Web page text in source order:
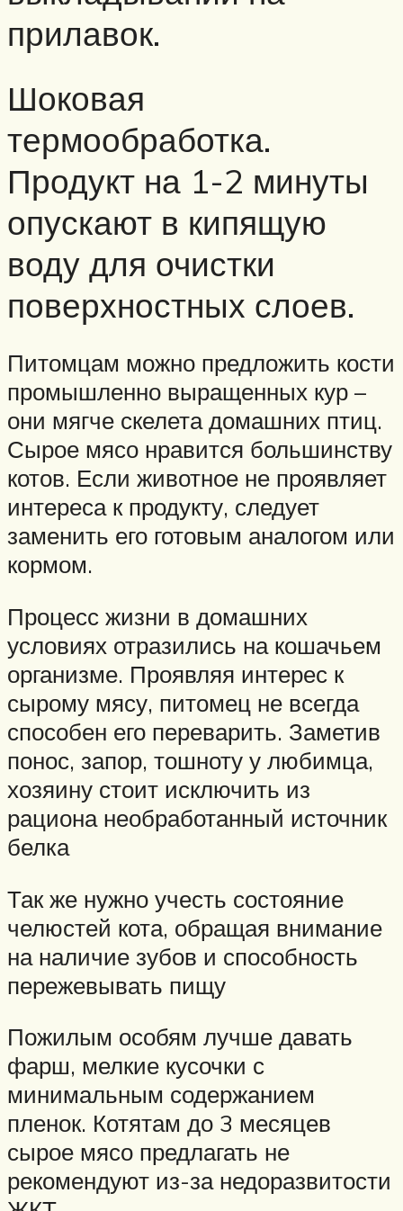
прилавок.
Шоковая
термообработка.
Продукт на 1-2 минуты
опускают в кипящую
воду для очистки
поверхностных слоев.
Питомцам можно предложить кости
промышленно выращенных кур –
они мягче скелета домашних птиц.
Сырое мясо нравится большинству
котов. Если животное не проявляет
интереса к продукту, следует
заменить его готовым аналогом или
кормом.
Процесс жизни в домашних
условиях отразились на кошачьем
организме. Проявляя интерес к
сырому мясу, питомец не всегда
способен его переварить. Заметив
понос, запор, тошноту у любимца,
хозяину стоит исключить из
рациона необработанный источник
белка
Так же нужно учесть состояние
челюстей кота, обращая внимание
на наличие зубов и способность
пережевывать пищу
Пожилым особям лучше давать
фарш, мелкие кусочки с
минимальным содержанием
пленок. Котятам до 3 месяцев
сырое мясо предлагать не
рекомендуют из-за недоразвитости